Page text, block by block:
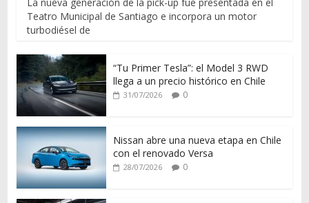
Teatro Municipal de Santiago e incorpora un motor
turbodiésel de
“Tu Primer Tesla”: el Model 3 RWD
llega a un precio histórico en Chile
31/07/2026 0
Nissan abre una nueva etapa en Chile
con el renovado Versa
28/07/2026 0